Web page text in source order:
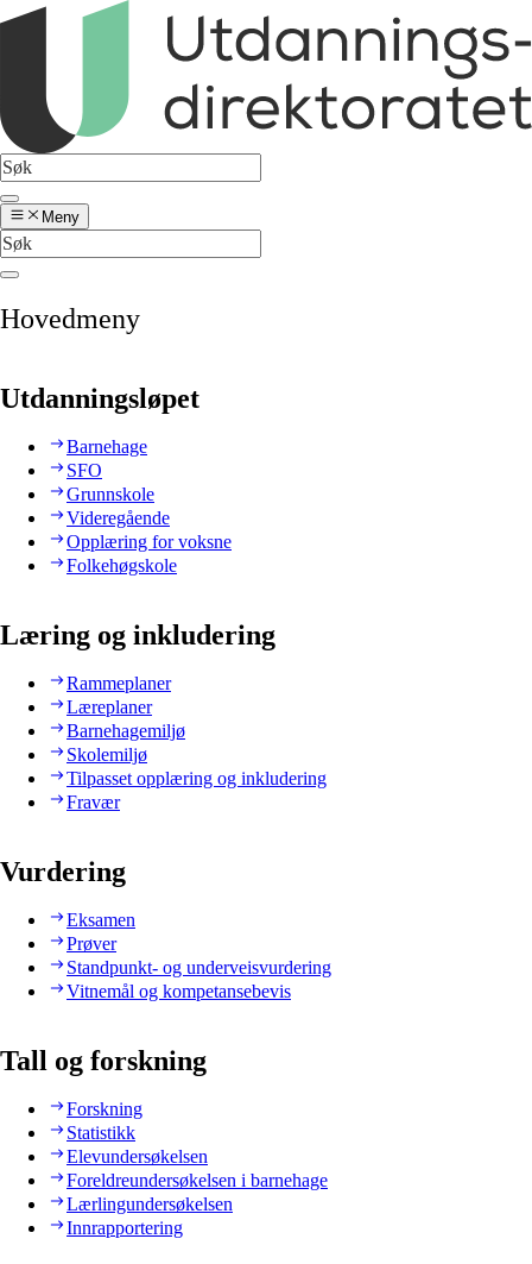
Meny
Hovedmeny
Utdanningsløpet
Barnehage
SFO
Grunnskole
Videregående
Opplæring for voksne
Folkehøgskole
Læring og inkludering
Rammeplaner
Læreplaner
Barnehagemiljø
Skolemiljø
Tilpasset opplæring og inkludering
Fravær
Vurdering
Eksamen
Prøver
Standpunkt- og underveisvurdering
Vitnemål og kompetansebevis
Tall og forskning
Forskning
Statistikk
Elevundersøkelsen
Foreldreundersøkelsen i barnehage
Lærlingundersøkelsen
Innrapportering